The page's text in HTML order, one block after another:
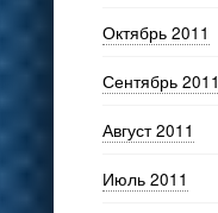
Октябрь 2011
Сентябрь 2011
Август 2011
Июль 2011